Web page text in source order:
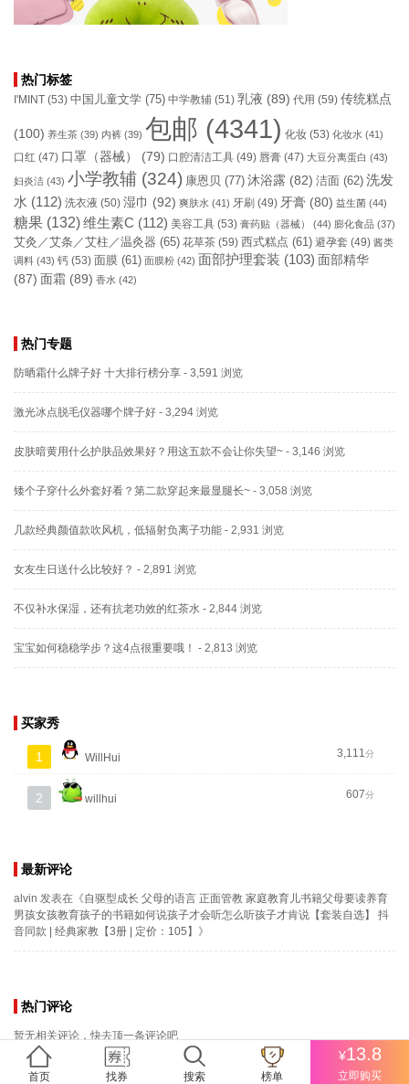
热门标签
I'MINT (53) 中国儿童文学 (75) 中学教辅 (51) 乳液 (89) 代用 (59) 传统糕点
(100) 养生茶 (39) 内裤 (39) 包邮 (4341) 化妆 (53) 化妆水 (41)
口红 (47) 口罩（器械） (79) 口腔清洁工具 (49) 唇膏 (47) 大豆分离蛋白 (43)
妇炎洁 (43) 小学教辅 (324) 康恩贝 (77) 沐浴露 (82) 洁面 (62) 洗发
水 (112) 洗衣液 (50) 湿巾 (92) 爽肤水 (41) 牙刷 (49) 牙膏 (80) 益生菌 (44)
糖果 (132)维生素C (112) 美容工具 (53) 膏药贴（器械） (44) 膨化食品 (37)
艾灸／艾条／艾柱／温灸器 (65) 花草茶 (59) 西式糕点 (61) 避孕套 (49) 酱类
调料 (43) 钙 (53) 面膜 (61) 面膜粉 (42) 面部护理套装 (103) 面部精华
(87) 面霜 (89) 香水 (42)
热门专题
防晒霜什么牌子好 十大排行榜分享 - 3,591 浏览
激光冰点脱毛仪器哪个牌子好 - 3,294 浏览
皮肤暗黄用什么护肤品效果好？用这五款不会让你失望~ - 3,146 浏览
矮个子穿什么外套好看？第二款穿起来最显腿长~ - 3,058 浏览
几款经典颜值款吹风机，低辐射负离子功能 - 2,931 浏览
女友生日送什么比较好？ - 2,891 浏览
不仅补水保湿，还有抗老功效的红茶水 - 2,844 浏览
宝宝如何稳稳学步？这4点很重要哦！ - 2,813 浏览
买家秀
1 WillHui 3,111分
2 willhui 607分
最新评论
alvin 发表在《自驱型成长 父母的语言 正面管教 家庭教育儿书籍父母要读养育
男孩女孩教育孩子的书籍如何说孩子才会听怎么听孩子才肯说【套装自选】 抖
音同款 | 经典家教【3册 | 定价：105】 》
热门评论
暂无相关评论，快去顶一条评论吧
首页 找券 搜索 榜单
¥13.8
立即购买